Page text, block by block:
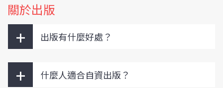
關於出版
+ 出版有什麼好處？
+ 什麼人適合自資出版？